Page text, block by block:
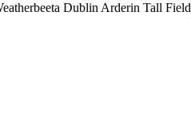
Dublin Arderin Tall